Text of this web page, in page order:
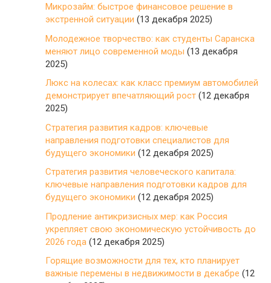
Микрозайм: быстрое финансовое решение в
экстренной ситуации (13 декабря 2025)
Молодежное творчество: как студенты Саранска
меняют лицо современной моды (13 декабря
2025)
Люкс на колесах: как класс премиум автомобилей
демонстрирует впечатляющий рост (12 декабря
2025)
Стратегия развития кадров: ключевые
направления подготовки специалистов для
будущего экономики (12 декабря 2025)
Стратегия развития человеческого капитала:
ключевые направления подготовки кадров для
будущего экономики (12 декабря 2025)
Продление антикризисных мер: как Россия
укрепляет свою экономическую устойчивость до
2026 года (12 декабря 2025)
Горящие возможности для тех, кто планирует
важные перемены в недвижимости в декабре (12